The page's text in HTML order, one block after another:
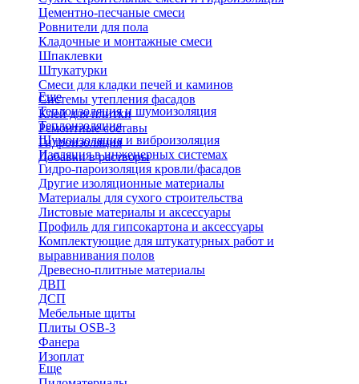
Цементно-песчаные смеси
Ровнители для пола
Кладочные и монтажные смеси
Шпаклевки
Штукатурки
Смеси для кладки печей и каминов
Системы утепления фасадов
Клей для плитки
Ремонтные составы
Гидроизоляция
Добавки в растворы
Еще
Теплоизоляция и шумоизоляция
Теплоизоляция
Шумоизоляция и виброизоляция
Изоляция в инженерных системах
Гидро-пароизоляция кровли/фасадов
Другие изоляционные материалы
Материалы для сухого строительства
Листовые материалы и аксессуары
Профиль для гипсокартона и аксессуары
Комплектующие для штукатурных работ и
выравнивания полов
Древесно-плитные материалы
ДВП
ДСП
Мебельные щиты
Плиты OSB-3
Фанера
Изоплат
Еще